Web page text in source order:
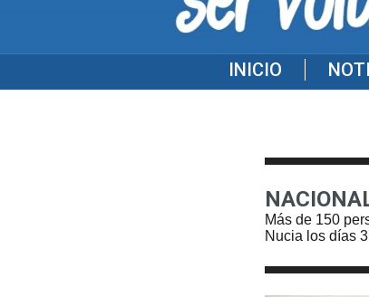
INICIO
Más de 150
Nucia los días